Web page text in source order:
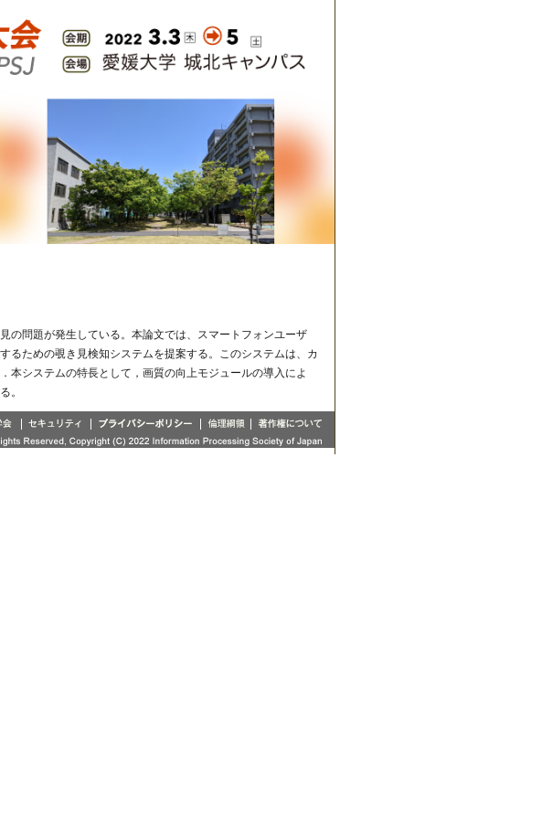
の問題が発生している。本論文では、スマートフォンユーザ
るための覗き見検知システムを提案する。このシステムは、カ
本システムの特長として，画質の向上モジュールの導入によ
。